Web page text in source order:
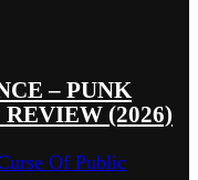
– PUNK
(2026)